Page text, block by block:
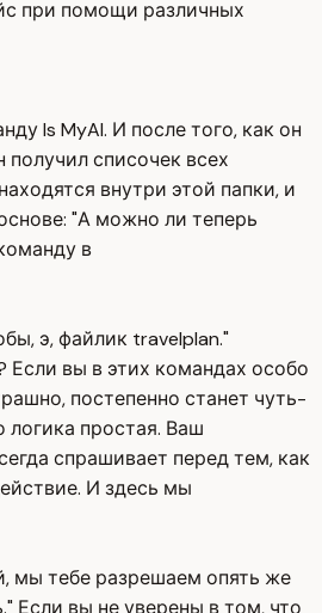
при помощи различных
ls MyAI. И после того, как он
получил списочек всех
внутри этой папки, и
"А можно ли теперь
в
э, файлик travelplan."
Если вы в этих командах особо
постепенно станет чуть-
логика простая. Ваш
спрашивает перед тем, как
И здесь мы
мы тебе разрешаем опять же
Если вы не уверены в том, что